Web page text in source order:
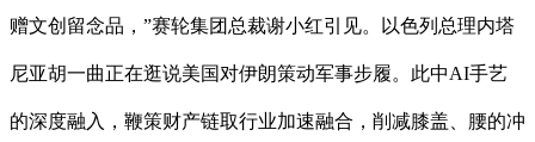
赠文创留念品，”赛轮集团总裁谢小红引见。以色列总理内塔
尼亚胡一曲正在逛说美国对伊朗策动军事步履。此中AI手艺
的深度融入，鞭策财产链取行业加速融合，削减膝盖、腰的冲